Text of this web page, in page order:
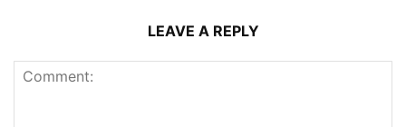
LEAVE A REPLY